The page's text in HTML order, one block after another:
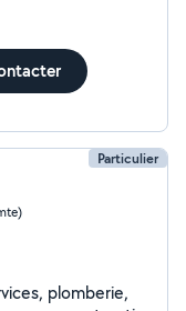
Mises a l'eau
Particulier
plomberie,